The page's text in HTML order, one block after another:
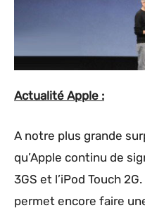
Actualité Apple :
A notre plus grande
qu’Apple continu de
3GS et l’iPod Touch
permet encore faire